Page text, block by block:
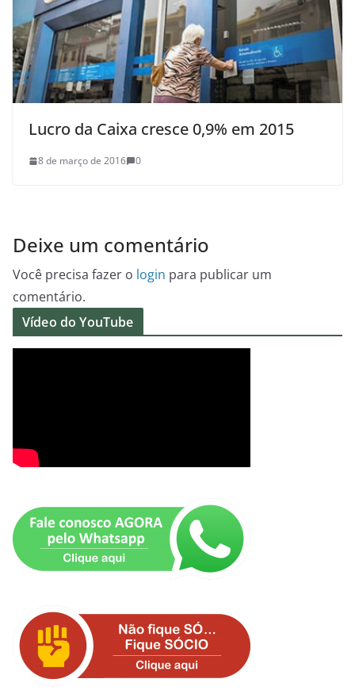
Lucro da Caixa cresce 0,9% em 2015
8 de março de 2016 0
Deixe um comentário
Você precisa fazer o login para publicar um
comentário.
Vídeo do YouTube